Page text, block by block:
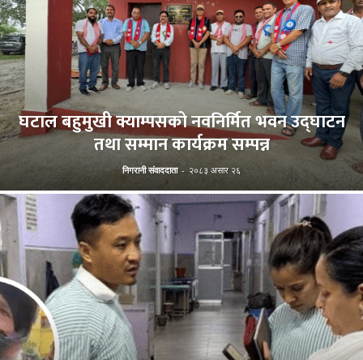
घटाल बहुमुखी क्याम्पसको नवनिर्मित भवन उद्घाटन
तथा सम्मान कार्यक्रम सम्पन्न
निगरानी संवाददाता - २०८३ असार २६